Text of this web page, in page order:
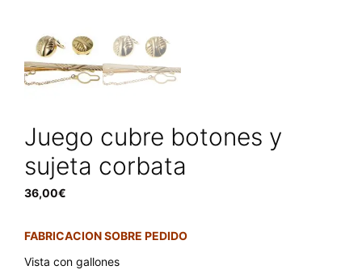
Juego cubre botones y
sujeta corbata
36,00€
FABRICACION SOBRE PEDIDO
Vista con gallones